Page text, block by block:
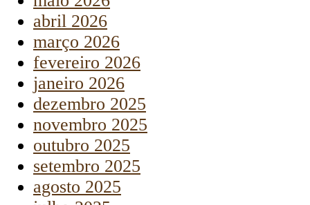
abril 2026
março 2026
fevereiro 2026
janeiro 2026
dezembro 2025
novembro 2025
outubro 2025
setembro 2025
agosto 2025